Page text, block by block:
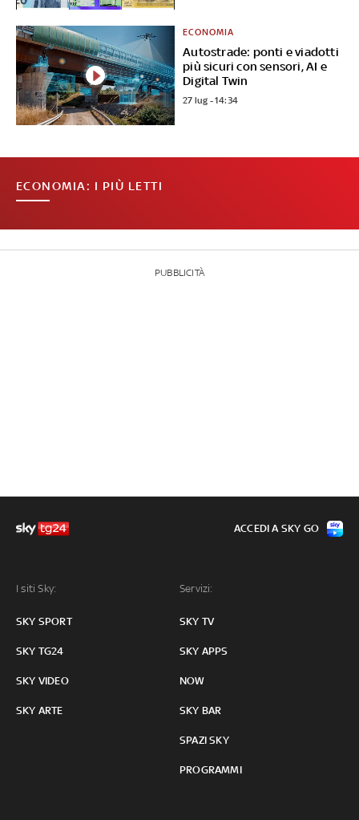
Autostrade: ponti e viadotti
più sicuri con sensori, AI e
Digital Twin
ECONOMIA
27 lug - 14:34
ECONOMIA: I PIÙ LETTI
PUBBLICITÀ
I siti Sky:
SKY SPORT
SKY TG24
SKY VIDEO
SKY ARTE
Servizi:
SKY TV
SKY APPS
NOW
SKY BAR
SPAZI SKY
PROGRAMMI
ACCEDI A SKY GO